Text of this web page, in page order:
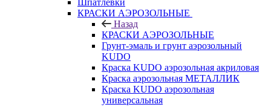
Шпатлевки
КРАСКИ АЭРОЗОЛЬНЫЕ
Назад
КРАСКИ АЭРОЗОЛЬНЫЕ
Грунт-эмаль и грунт аэрозольный
KUDO
Краска KUDO аэрозольная акриловая
Краска аэрозольная МЕТАЛЛИК
Краска KUDO аэрозольная
универсальная